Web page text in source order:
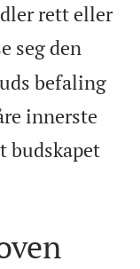
rett eller
seg den
befaling
innerste
budskapet